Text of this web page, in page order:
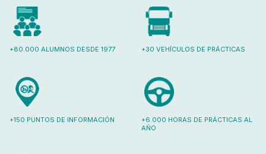
+80.000 ALUMNOS DESDE 1977 +30 VEHÍCULOS DE PRÁCTICAS
+150 PUNTOS DE INFORMACIÓN
+6.000 HORAS DE PRÁCTICAS AL
AÑO